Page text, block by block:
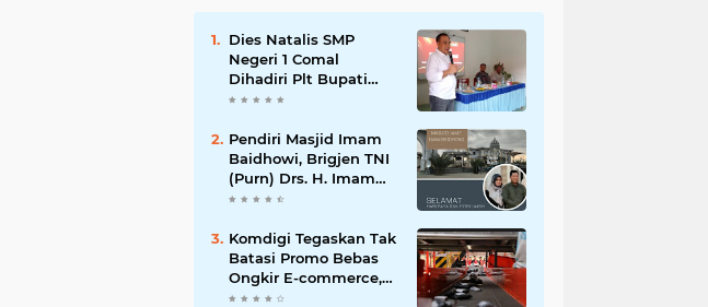
Dies Natalis SMP
Negeri 1 Comal
Dihadiri Plt Bupati
Pemalang Nurkholis
Pendiri Masjid Imam
Baidhowi, Brigjen TNI
(Purn) Drs. H. Imam
Baidhowi, M.M., C. Fr.A
Selamat Idul Fitri 1445
H
Komdigi Tegaskan Tak
Batasi Promo Bebas
Ongkir E-commerce,
tapi Perusahaan Kurir